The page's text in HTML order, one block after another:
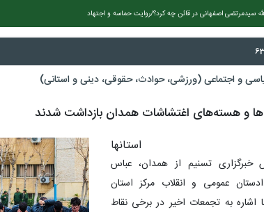
سیدمرتضی اصفهانی در قائن چه کرد؟/روایت حماسه و اجتهاد
و اجتماعی (ورزشی، حوادث، حقوقی، دینی و استانی)
و هسته‌های اغتشاشات همدان بازداشت‌ شدند
استانها
خبرگزاری تسنیم از همدان، عباس
عمومی و انقلاب مرکز استان
اشاره به تجمعات اخیر در برخی نقاط